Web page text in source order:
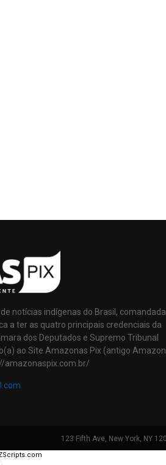
notícias indígenas do Brasil, comandada
a ter as quatro principais credenciais da
dos Deputados e Supremo Tribunal
ao Site Amazonas Pix (antigo Amazon
amazonaspix.com.br/
123 Fifth Ave, New York, NY